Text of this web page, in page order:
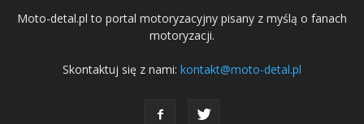
Moto-detal.pl to portal motoryzacyjny pisany z myślą o fanach
motoryzacji.
Skontaktuj się z nami: kontakt@moto-detal.pl